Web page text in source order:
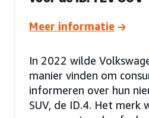
Meer informatie
In 2022 wilde
manier vinden om
informeren over hun
SUV, de ID.4. Het merk